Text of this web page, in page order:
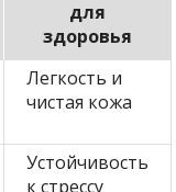
для
здоровья
Легкость и
чистая кожа
Устойчивость
к стрессу